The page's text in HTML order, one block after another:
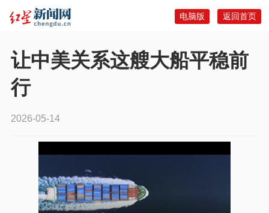
返回首页
电脑版
让中美关系这艘大船平稳前
行
2026-05-14